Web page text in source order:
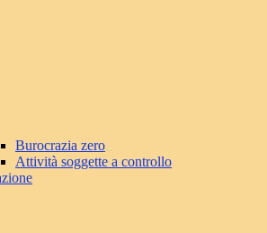
Burocrazia zero
Attività soggette a controllo